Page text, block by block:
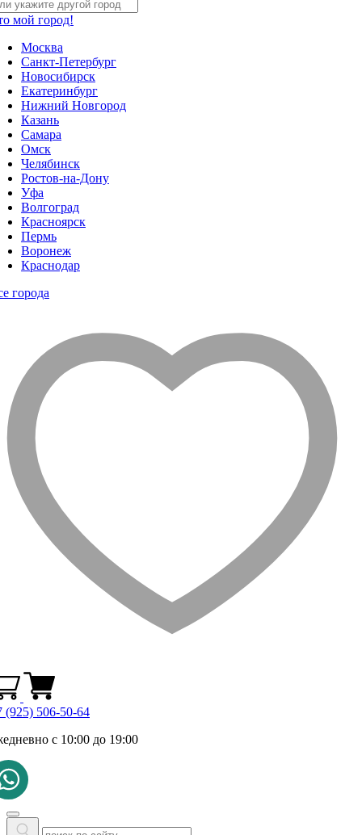
мой город!
Москва
Санкт-Петербург
Новосибирск
Екатеринбург
Нижний Новгород
Казань
Самара
Омск
Челябинск
Ростов-на-Дону
Уфа
Волгоград
Красноярск
Пермь
Воронеж
Краснодар
города
(925) 506-50-64
с 10:00 до 19:00